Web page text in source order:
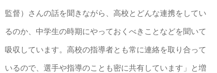
監督）さんの話を聞きながら、高校とどんな連携をしてい
るのか、中学生の時期にやっておくべきことなどを聞いて
吸収しています。高校の指導者とも常に連絡を取り合って
いるので、選手や指導のことも密に共有しています」と増